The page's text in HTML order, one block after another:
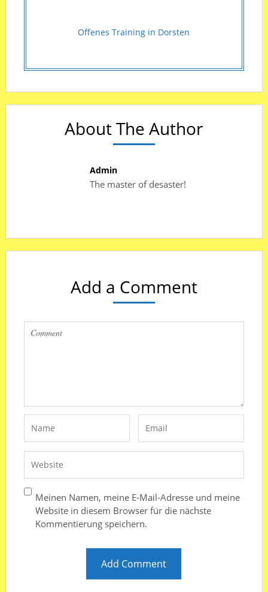
Offenes Training in Dorsten
About The Author
Admin
The master of desaster!
Add a Comment
Meinen Namen, meine E-Mail-Adresse und meine
Website in diesem Browser für die nächste
Kommentierung speichern.